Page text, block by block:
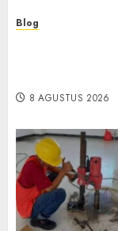
Blog
8 AGUSTUS 2026